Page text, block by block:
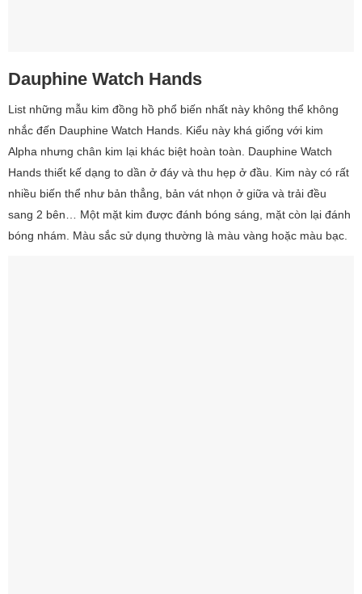
Dauphine Watch Hands
List những mẫu kim đồng hồ phổ biến nhất này không thể không
nhắc đến Dauphine Watch Hands. Kiểu này khá giống với kim
Alpha nhưng chân kim lại khác biệt hoàn toàn. Dauphine Watch
Hands thiết kế dạng to dần ở đáy và thu hẹp ở đầu. Kim này có rất
nhiều biến thể như bản thẳng, bản vát nhọn ở giữa và trải đều
sang 2 bên… Một mặt kim được đánh bóng sáng, mặt còn lại đánh
bóng nhám. Màu sắc sử dụng thường là màu vàng hoặc màu bạc.